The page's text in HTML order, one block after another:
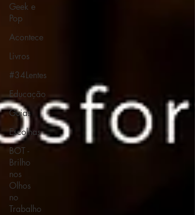
Geek e
Pop
Acontece
Livros
#34Lentes
Educação
Guias
Escolhas
BOT -
Brilho
nos
Olhos
no
Trabalho